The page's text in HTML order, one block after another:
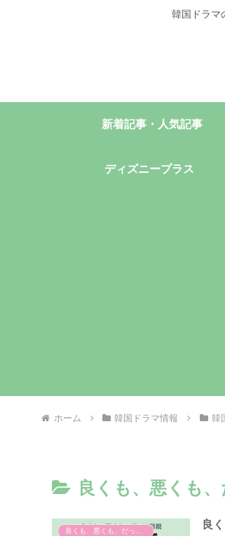
韓国ドラマ
新着記事・人気記事
ディズニープラス
ホーム 韓国ドラマ情報 韓
良くも、悪くも
良くも、悪くも、だって母親
良